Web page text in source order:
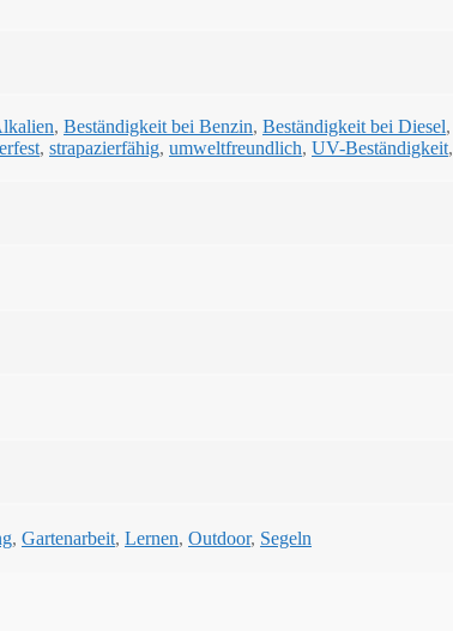
, Beständigkeit bei Benzin, Beständigkeit bei Diesel,
, strapazierfähig, umweltfreundlich, UV-Beständigkeit,
, Gartenarbeit, Lernen, Outdoor, Segeln